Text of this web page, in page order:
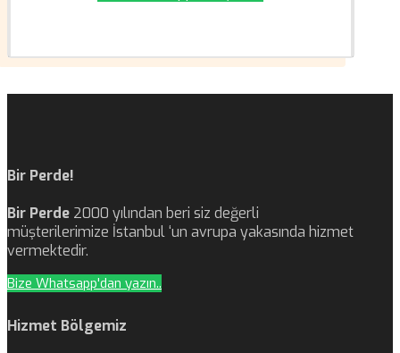
Bir Perde!
Bir Perde 2000 yılından beri siz değerli
müşterilerimize İstanbul ‘un avrupa yakasında hizmet
vermektedir.
Bize Whatsapp'dan yazın..
Hizmet Bölgemiz